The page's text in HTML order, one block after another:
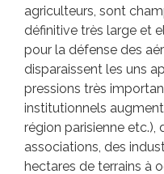
agriculteurs, sont
définitive très large et
pour la défense des
disparaissent les uns
pressions très
institutionnels
région parisienne etc.),
associations, des
hectares de terrains à